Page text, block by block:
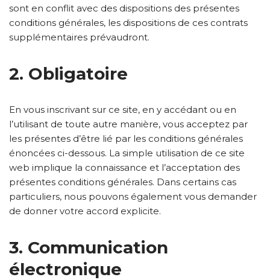
sont en conflit avec des dispositions des présentes
conditions générales, les dispositions de ces contrats
supplémentaires prévaudront.
2. Obligatoire
En vous inscrivant sur ce site, en y accédant ou en
l’utilisant de toute autre manière, vous acceptez par
les présentes d’être lié par les conditions générales
énoncées ci-dessous. La simple utilisation de ce site
web implique la connaissance et l’acceptation des
présentes conditions générales. Dans certains cas
particuliers, nous pouvons également vous demander
de donner votre accord explicite.
3. Communication
électronique